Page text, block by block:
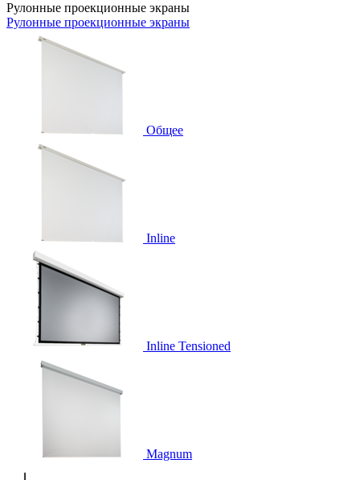
Рулонные проекционные экраны
Рулонные проекционные экраны
Общее
Inline
Inline Tensioned
Magnum